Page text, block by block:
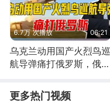
6.7万 次播放 06:21
乌克兰动用国产火烈鸟巡
航导弹痛打俄罗斯，俄军
更多热门视频